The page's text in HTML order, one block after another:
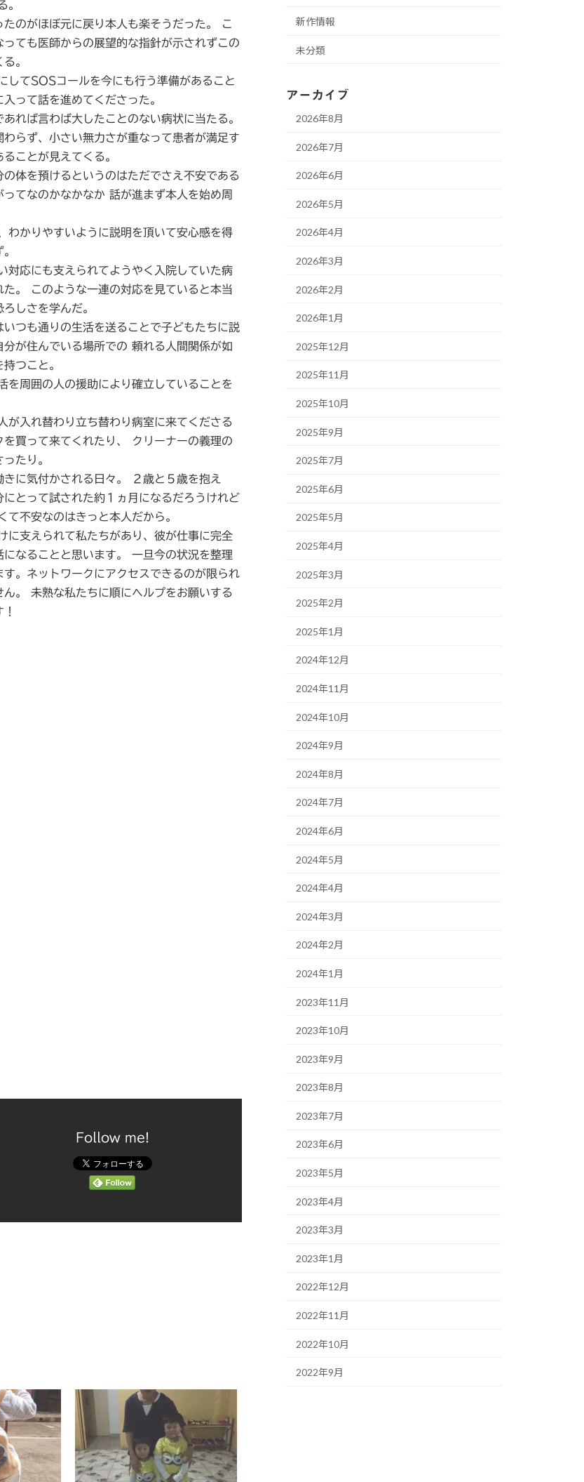
。
のがほぼ元に戻り本人も楽そうだった。 こ
ても医師からの展望的な指針が示されずこの
。
てSOSコールを今にも行う準備があること
って話を進めてくださった。
れば言わば大したことのない病状に当たる。
らず、小さい無力さが重なって患者が満足す
ことが見えてくる。
体を預けるというのはただでさえ不安である
てなのかなかなか 話が進まず本人を始め周
かりやすいように説明を頂いて安心感を得
応にも支えられてようやく入院していた病
。 このような一連の対応を見ていると本当
しさを学んだ。
つも通りの生活を送ることで子どもたちに説
が住んでいる場所での 頼れる人間関係が如
つこと。
周囲の人の援助により確立していることを
入れ替わり立ち替わり病室に来てくださる
買って来てくれたり、 クリーナーの義理の
たり。
に気付かされる日々。 ２歳と５歳を抱え
とって試された約１ヵ月になるだろうけれど
不安なのはきっと本人だから。
支えられて私たちがあり、彼が仕事に完全
なることと思います。 一旦今の状況を整理
。ネットワークにアクセスできるのが限られ
。 未熟な私たちに順にヘルプをお願いする
Follow me!
新作情報
未分類
アーカイブ
2026年8月
2026年7月
2026年6月
2026年5月
2026年4月
2026年3月
2026年2月
2026年1月
2025年12月
2025年11月
2025年10月
2025年9月
2025年7月
2025年6月
2025年5月
2025年4月
2025年3月
2025年2月
2025年1月
2024年12月
2024年11月
2024年10月
2024年9月
2024年8月
2024年7月
2024年6月
2024年5月
2024年4月
2024年3月
2024年2月
2024年1月
2023年11月
2023年10月
2023年9月
2023年8月
2023年7月
2023年6月
2023年5月
2023年4月
2023年3月
2023年1月
2022年12月
2022年11月
2022年10月
2022年9月